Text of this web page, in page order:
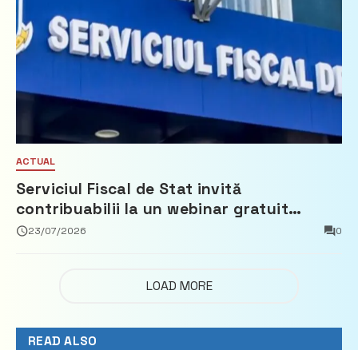
ACTUAL
Serviciul Fiscal de Stat invită
contribuabilii la un webinar gratuit
privind calculul impozitului pe bunurile
23/07/2026 0
LOAD MORE
READ ALSO